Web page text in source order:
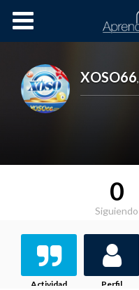
Cursos OnLine
XOSO66,
0
Siguiendo
Actividad Perfil